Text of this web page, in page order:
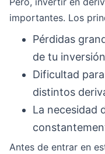
importantes. Los
Pérdidas
de tu
Dificultad
distintos
La necesidad
Antes de entrar en